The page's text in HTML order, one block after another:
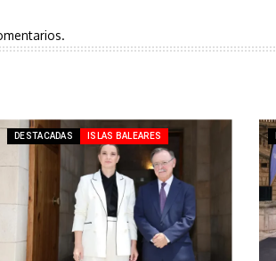
DESTACADAS ISLAS BALEARES